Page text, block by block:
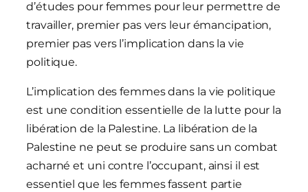
d’études pour femmes pour leur permettre de
travailler, premier pas vers leur émancipation,
premier pas vers l’implication dans la vie
politique.
L’implication des femmes dans la vie politique
est une condition essentielle de la lutte pour la
libération de la Palestine. La libération de la
Palestine ne peut se produire sans un combat
acharné et uni contre l’occupant, ainsi il est
essentiel que les femmes fassent partie